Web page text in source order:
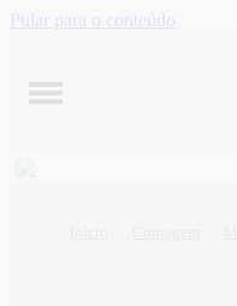
Pular para o conteúdo